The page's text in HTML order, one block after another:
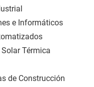
e Informáticos
Térmica
de Construcción